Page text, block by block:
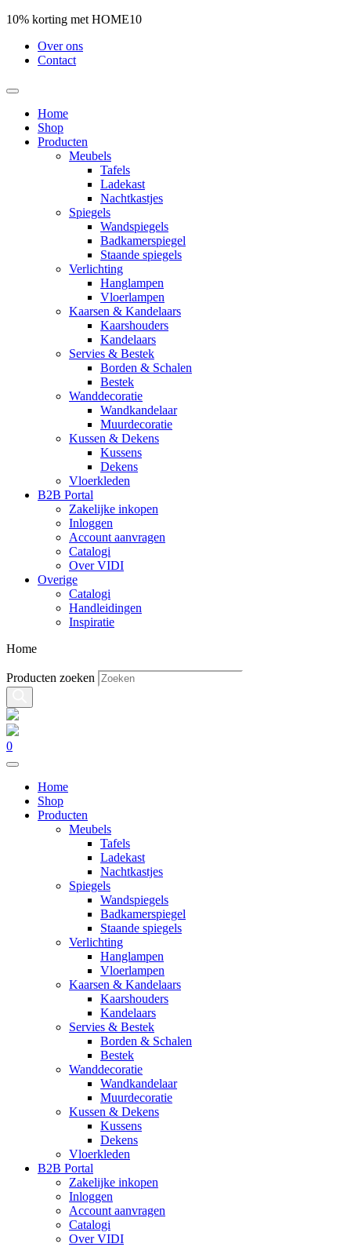
10% korting met HOME10
Over ons
Contact
Home
Shop
Producten
Meubels
Tafels
Ladekast
Nachtkastjes
Spiegels
Wandspiegels
Badkamerspiegel
Staande spiegels
Verlichting
Hanglampen
Vloerlampen
Kaarsen & Kandelaars
Kaarshouders
Kandelaars
Servies & Bestek
Borden & Schalen
Bestek
Wanddecoratie
Wandkandelaar
Muurdecoratie
Kussen & Dekens
Kussens
Dekens
Vloerkleden
B2B Portal
Zakelijke inkopen
Inloggen
Account aanvragen
Catalogi
Over VIDI
Overige
Catalogi
Handleidingen
Inspiratie
Home
Producten zoeken
0
Home
Shop
Producten
Meubels
Tafels
Ladekast
Nachtkastjes
Spiegels
Wandspiegels
Badkamerspiegel
Staande spiegels
Verlichting
Hanglampen
Vloerlampen
Kaarsen & Kandelaars
Kaarshouders
Kandelaars
Servies & Bestek
Borden & Schalen
Bestek
Wanddecoratie
Wandkandelaar
Muurdecoratie
Kussen & Dekens
Kussens
Dekens
Vloerkleden
B2B Portal
Zakelijke inkopen
Inloggen
Account aanvragen
Catalogi
Over VIDI